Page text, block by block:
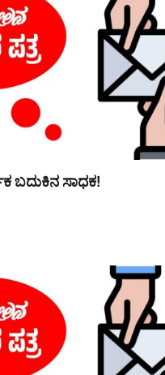
ಬದುಕಿನ ಸಾಧಕ!